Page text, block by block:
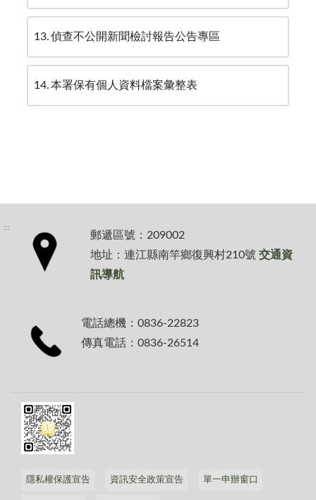
13 偵查不公開新聞檢討報告公告專區
14 本署保有個人資料檔案彙整表
:::
郵遞區號：209002
地址：連江縣南竿鄉復興村210號 交通資
訊導航
電話總機：0836-22823
傳真電話：0836-26514
隱私權保護宣告 資訊安全政策宣告 單一申辦窗口